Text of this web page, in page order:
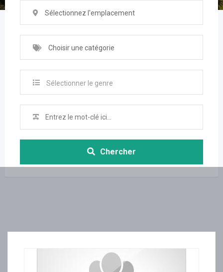
Sélectionnez l'emplacement
Choisir une catégorie
Sélectionner le genre
Chercher